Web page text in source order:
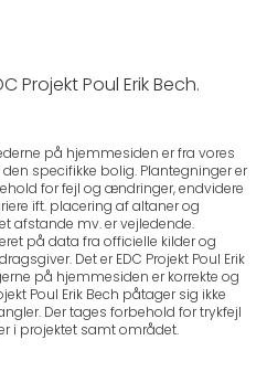
Projekt Poul Erik Bech.
på hjemmesiden er fra vores
specifikke bolig. Plantegninger er
for fejl og ændringer, endvidere
ift. placering af altaner og
afstande mv. er vejledende.
på data fra officielle kilder og
Det er EDC Projekt Poul Erik
på hjemmesiden er korrekte og
Poul Erik Bech påtager sig ikke
Der tages forbehold for trykfejl
i projektet samt området.